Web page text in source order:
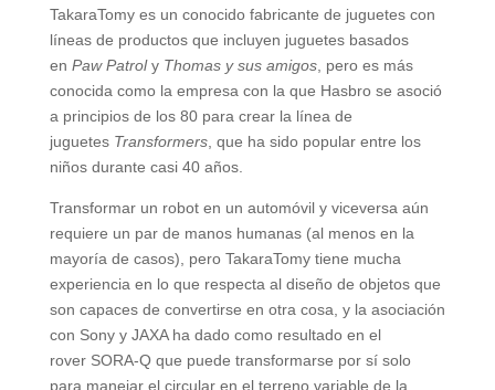
TakaraTomy es un conocido fabricante de juguetes con
líneas de productos que incluyen juguetes basados ​​
en Paw Patroly Thomas y sus amigos, pero es más
conocida como la empresa con la que Hasbro se asoció
a principios de los 80 para crear la línea de
juguetes Transformers, que ha sido popular entre los
niños durante casi 40 años.
Transformar un robot en un automóvil y viceversa aún
requiere un par de manos humanas (al menos en la
mayoría de casos), pero TakaraTomy tiene mucha
experiencia en lo que respecta al diseño de objetos que
son capaces de convertirse en otra cosa, y la asociación
con Sony y JAXA ha dado como resultado en el
rover SORA-Q que puede transformarse por sí solo
para manejar el circular en el terreno variable de la